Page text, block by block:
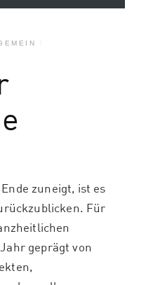
zuneigt, ist es
Für
geprägt von